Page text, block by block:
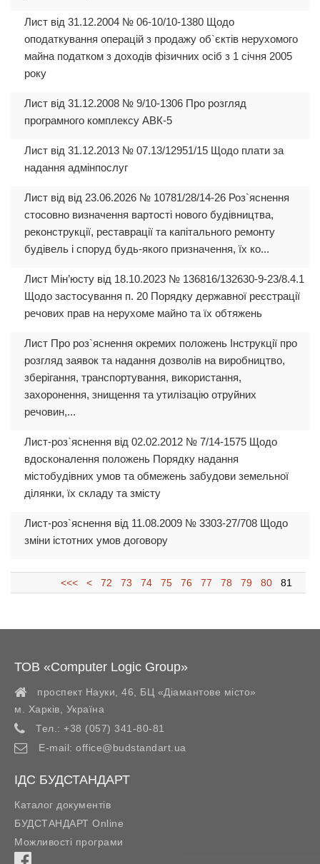
Лист від 31.12.2004 № 06-10/10-1380 Щодо
оподаткування операцій з продажу об`єктів нерухомого
майна податком з доходів фізичних осіб з 1 січня 2005
року
Лист від 31.12.2008 № 9/10-1306 Про розгляд
програмного комплексу АВК-5
Лист від 31.12.2013 № 07.13/12951/15 Щодо плати за
надання адмінпослуг
Лист від від 23.06.2026 № 10781/28/14-26 Роз`яснення
стосовно визначення вартості нового будівництва,
реконструкції, реставрації та капітального ремонту
будівель і споруд будь-якого призначення, їх ко...
Лист Мін’юсту від 18.10.2023 № 136816/132630-9-23/8.4.1
Щодо застосування п. 20 Порядку державної реєстрації
речових прав на нерухоме майно та їх обтяжень
Лист Про роз`яснення окремих положень Інструкції про
розгляд заявок та надання дозволів на виробництво,
зберігання, транспортування, використання,
захоронення, знищення та утилізацію отруйних
речовин,...
Лист-роз`яснення від 02.02.2012 № 7/14-1575 Щодо
вдосконалення положень Порядку надання
містобудівних умов та обмежень забудови земельної
ділянки, їх складу та змісту
Лист-роз`яснення від 11.08.2009 № 3303-27/708 Щодо
зміни істотних умов договору
<<< < 72 73 74 75 76 77 78 79 80 81
ТОВ «Computer Logic Group»
проспект Науки, 46, БЦ «Діамантове місто»
м. Харків
Україна
Тел.: +38 (057) 341-80-81
E-mail: office@budstandart.ua
ІДС БУДСТАНДАРТ
Каталог документів
БУДСТАНДАРТ Online
Можливості програми